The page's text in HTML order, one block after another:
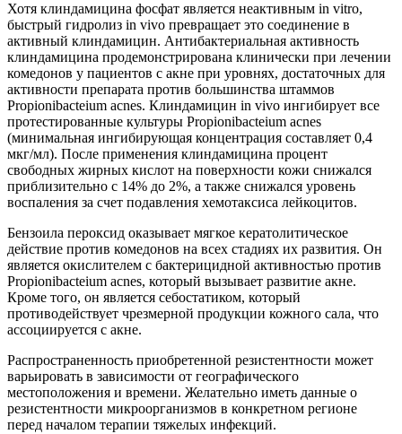
Хотя клиндамицина фосфат является неактивным in vitro,
быстрый гидролиз in vivo превращает это соединение в
активный клиндамицин. Антибактериальная активность
клиндамицина продемонстрирована клинически при лечении
комедонов у пациентов с акне при уровнях, достаточных для
активности препарата против большинства штаммов
Propionibacteium acnes. Клиндамицин in vivo ингибирует все
протестированные культуры Propionibacteium acnes
(минимальная ингибирующая концентрация составляет 0,4
мкг/мл). После применения клиндамицина процент
свободных жирных кислот на поверхности кожи снижался
приблизительно с 14% до 2%, а также снижался уровень
воспаления за счет подавления хемотаксиса лейкоцитов.
Бензоила пероксид оказывает мягкое кератолитическое
действие против комедонов на всех стадиях их развития. Он
является окислителем с бактерицидной активностью против
Propionibacteium acnes, который вызывает развитие акне.
Кроме того, он является себостатиком, который
противодействует чрезмерной продукции кожного сала, что
ассоциируется с акне.
Распространенность приобретенной резистентности может
варьировать в зависимости от географического
местоположения и времени. Желательно иметь данные о
резистентности микроорганизмов в конкретном регионе
перед началом терапии тяжелых инфекций.